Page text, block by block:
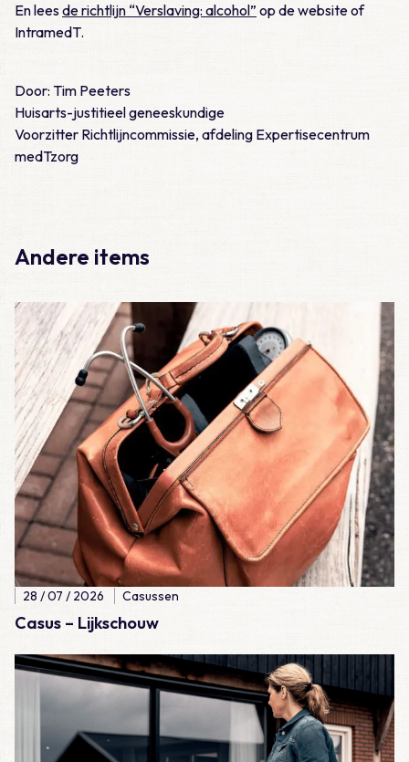
En leesde richtlijn “Verslaving: alcohol” op de website of
IntramedT.
Door: Tim Peeters
Huisarts-justitieel geneeskundige
Voorzitter Richtlijncommissie, afdeling Expertisecentrum
medTzorg
Andere items
Casus – Lijkschouw
28 / 07 / 2026 Casussen
Lees meer over Casus – Lijkschouw
Lees meer over Casus – Een ongelukkige val